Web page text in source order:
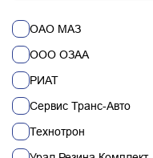
ОАО МАЗ
ООО ОЗАА
РИАТ
Сервис Транс-Авто
Технотрон